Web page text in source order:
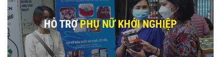
HỖ TRỢPHỤ NỮ KHỞI NGHIỆP